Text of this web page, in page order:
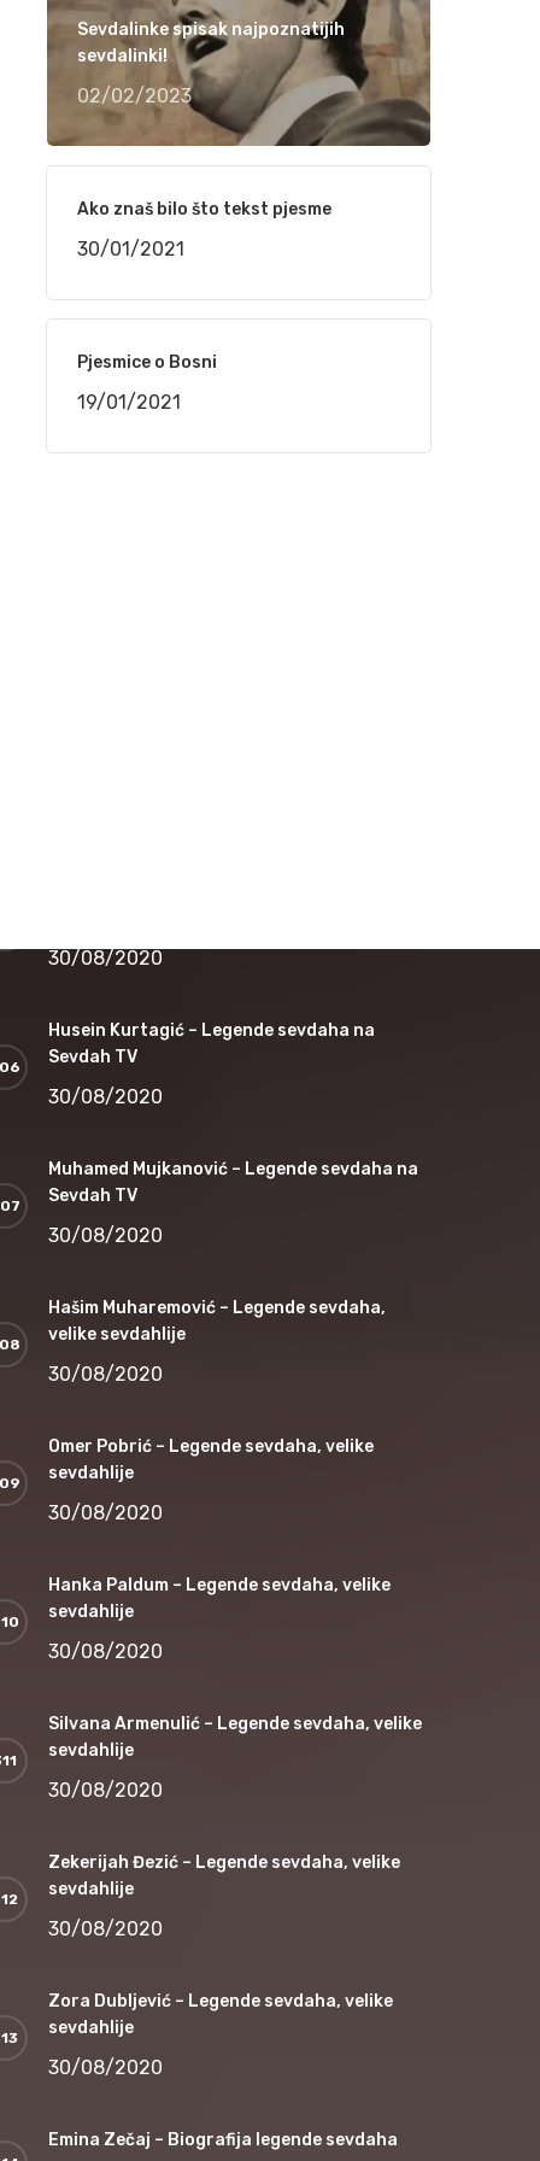
Sevdalinke spisak najpoznatijih
sevdalinki!
02/02/2023
Ako znaš bilo što tekst pjesme
30/01/2021
Pjesmice o Bosni
19/01/2021
24/02/2021
“TELEMACH CHILDREN SPEED CAMP 2021”
OD 1. DO 4. MARTA NA BJELAŠNICI
Srpski rečnik akcentovanih reči na
16/02/2021
NaSigurno.com – najbolji on line poslovni
imenik
16/02/2021
30/08/2020
Husein Kurtagić – Legende sevdaha na
Sevdah TV
30/08/2020
Muhamed Mujkanović – Legende sevdaha na
Sevdah TV
30/08/2020
Hašim Muharemović – Legende sevdaha,
velike sevdahlije
30/08/2020
Omer Pobrić – Legende sevdaha, velike
sevdahlije
30/08/2020
Hanka Paldum – Legende sevdaha, velike
sevdahlije
30/08/2020
Silvana Armenulić – Legende sevdaha, velike
sevdahlije
30/08/2020
Zekerijah Đezić – Legende sevdaha, velike
sevdahlije
30/08/2020
Zora Dubljević – Legende sevdaha, velike
sevdahlije
30/08/2020
Emina Zečaj – Biografija legende sevdaha